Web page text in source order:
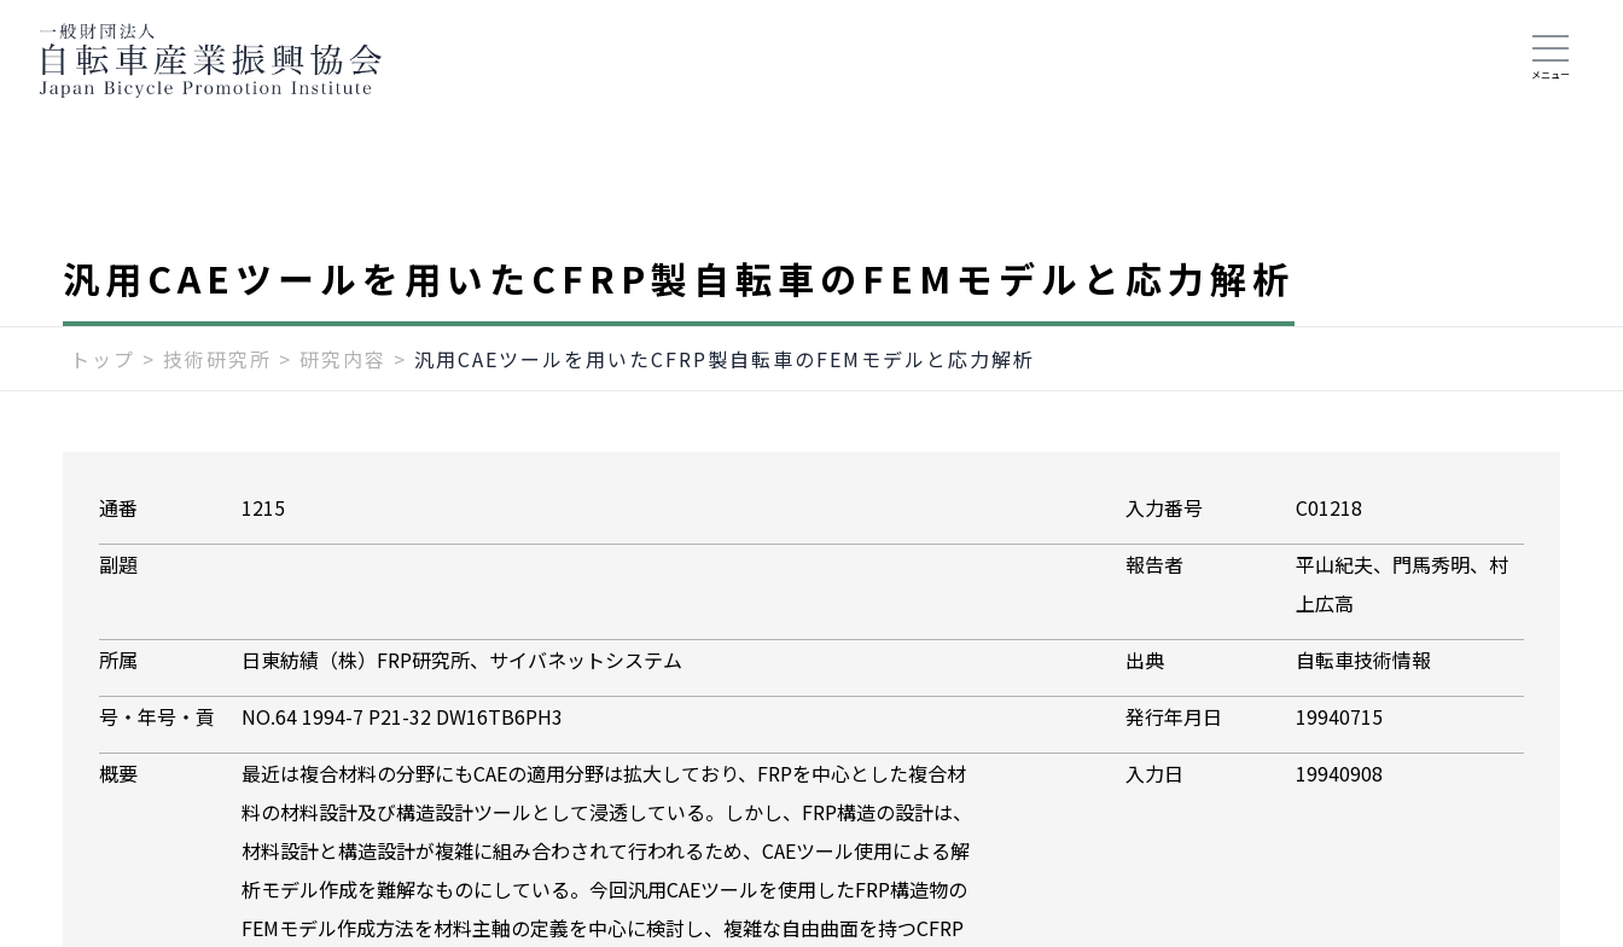
汎用CAEツールを用いたCFRP製自転車のFEMモデルと応力解析
トップ > 技術研究所 > 研究内容 > 汎用CAEツールを用いたCFRP製自転車のFEMモデルと応力解析
通番 1215 入力番号
C01218
副題
報告者
平山紀夫、門馬秀明、村
上広高
所属
日東紡績（株）FRP研究所、サイバネットシステム 出典
自転車技術情報
号・年号・貢
NO.64 1994-7 P21-32 DW16TB6PH3 発行年月日
19940715
概要
最近は複合材料の分野にもCAEの適用分野は拡大しており、FRPを中心とした複合材
料の材料設計及び構造設計ツールとして浸透している。しかし、FRP構造の設計は、
材料設計と構造設計が複雑に組み合わされて行われるため、CAEツール使用による解
析モデル作成を難解なものにしている。今回汎用CAEツールを使用したFRP構造物の
FEMモデル作成方法を材料主軸の定義を中心に検討し、複雑な自由曲面を持つCFRP
入力日 19940908